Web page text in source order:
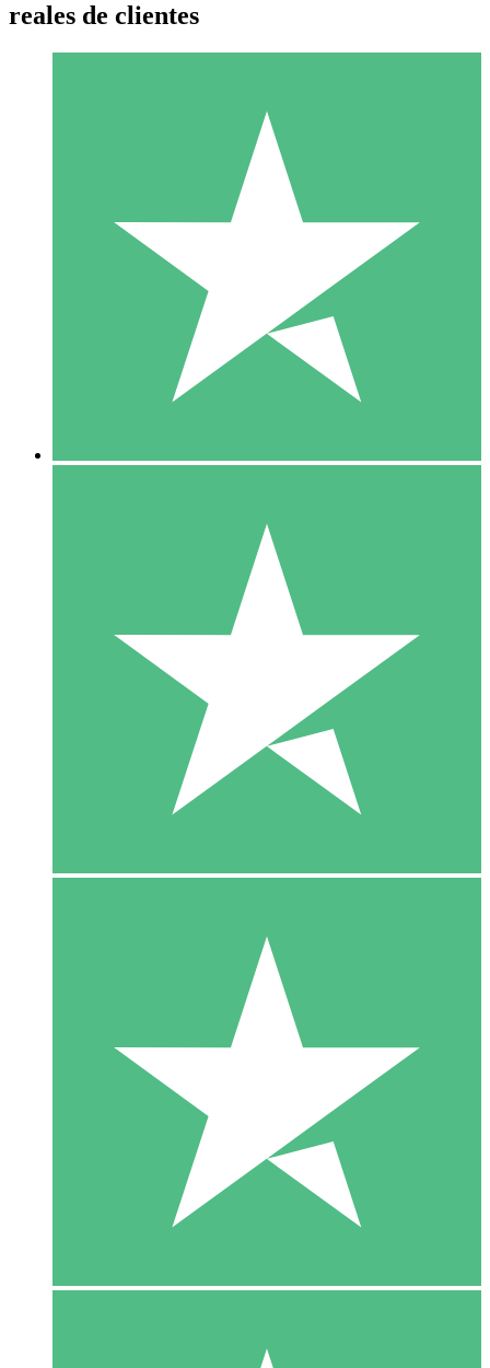
Paquetes de Créditos Individuales
Paga según el uso con créditos de descarga. Sin compromiso
10 00
10 Descargas
20 00
reales de clientes